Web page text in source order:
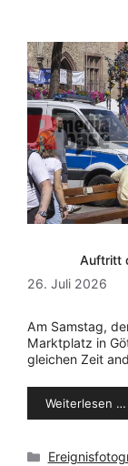
Auftritt
26. Juli 2026
Am Samstag,
Marktplatz in
gleichen Zeit
Weiterlesen …
Kategorien